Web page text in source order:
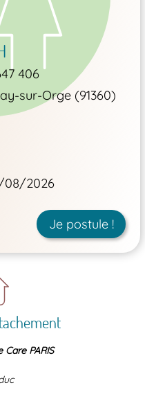
406
sur-Orge (91360)
08/2026
Je postule !
PARIS